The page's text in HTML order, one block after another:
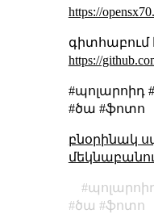
https://
գիտհաբում
https://
#ծա #ֆոտո
բնօրինակ
ծա
ֆոտո